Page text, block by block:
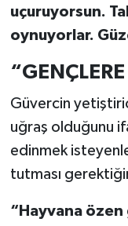
uçuruyorsun.
oynuyorlar.
Güvercin
uğraş olduğunu
edinmek
tutması
“Hayvana